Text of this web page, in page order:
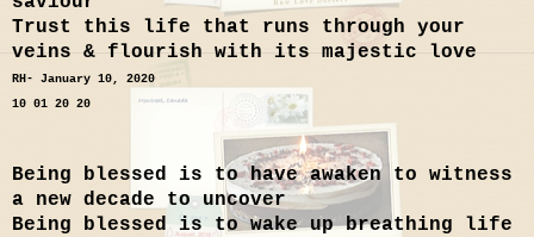
Trust this life that runs through your
veins & flourish with its majestic love
RH- January 10, 2020
10 01 20 20
Being blessed is to have awaken to witness
a new decade to uncover
Being blessed is to wake up breathing life